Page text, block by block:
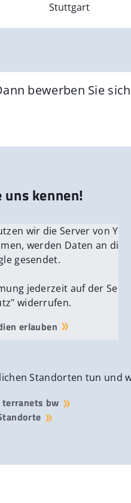
Stuttgart
bewerben Sie
uns kennen!
wir die Server von
werden Daten an die
gesendet.
jederzeit auf der Seite
widerrufen.
erlauben
Für
Standorten tun und
bw